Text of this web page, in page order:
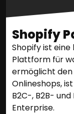
Shopify
Shopify ist
Plattform für
ermöglicht
Onlineshops,
B2C-, B2B-
Enterprise.